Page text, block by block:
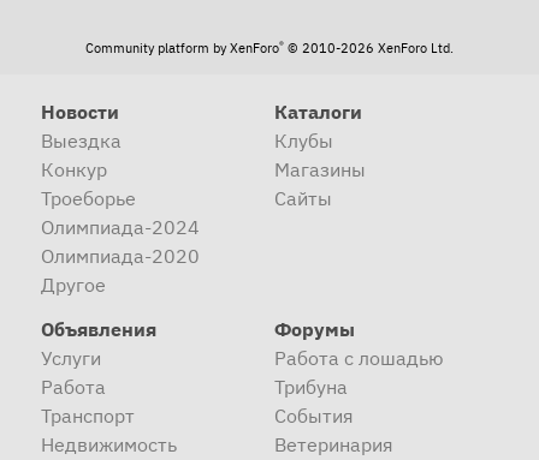
Community platform by XenForo® © 2010-2026 XenForo Ltd.
Новости
Выездка
Конкур
Троеборье
Олимпиада-2024
Олимпиада-2020
Другое
Каталоги
Клубы
Магазины
Сайты
Объявления
Услуги
Работа
Транспорт
Недвижимость
Форумы
Работа с лошадью
Трибуна
События
Ветеринария